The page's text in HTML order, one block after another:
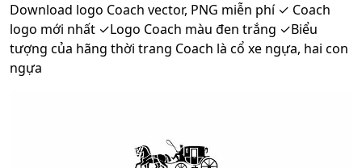
Download logo Coach vector, PNG miễn phí ✓ Coach
logo mới nhất ✓Logo Coach màu đen trắng ✓Biểu
tượng của hãng thời trang Coach là cổ xe ngựa, hai con
ngựa